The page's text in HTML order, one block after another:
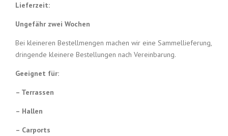
Lieferzeit:
Ungefähr zwei Wochen
Bei kleineren Bestellmengen machen wir eine Sammellieferung,
dringende kleinere Bestellungen nach Vereinbarung.
Geeignet für:
– Terrassen
– Hallen
– Carports